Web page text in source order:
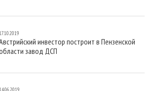
инвестор построит в Пензенской
завод ДСП